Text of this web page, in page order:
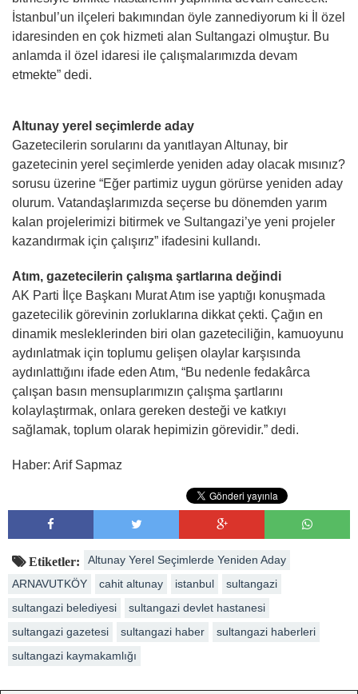
İstanbul’un ilçeleri bakımından öyle zannediyorum ki İl özel
idaresinden en çok hizmeti alan Sultangazi olmuştur. Bu
anlamda il özel idaresi ile çalışmalarımızda devam
etmekte” dedi.
Altunay yerel seçimlerde aday
Gazetecilerin sorularını da yanıtlayan Altunay, bir
gazetecinin yerel seçimlerde yeniden aday olacak mısınız?
sorusu üzerine “Eğer partimiz uygun görürse yeniden aday
olurum. Vatandaşlarımızda seçerse bu dönemden yarım
kalan projelerimizi bitirmek ve Sultangazi’ye yeni projeler
kazandırmak için çalışırız” ifadesini kullandı.
Atım, gazetecilerin çalışma şartlarına değindi
AK Parti İlçe Başkanı Murat Atım ise yaptığı konuşmada
gazetecilik görevinin zorluklarına dikkat çekti. Çağın en
dinamik mesleklerinden biri olan gazeteciliğin, kamuoyunu
aydınlatmak için toplumu gelişen olaylar karşısında
aydınlattığını ifade eden Atım, “Bu nedenle fedakârca
çalışan basın mensuplarımızın çalışma şartlarını
kolaylaştırmak, onlara gereken desteği ve katkıyı
sağlamak, toplum olarak hepimizin görevidir.” dedi.
Haber: Arif Sapmaz
Etiketler:
Altunay Yerel Seçimlerde Yeniden Aday
ARNAVUTKÖY
cahit altunay istanbul
sultangazi
sultangazi belediyesi
sultangazi devlet hastanesi
sultangazi gazetesi
sultangazi haber
sultangazi haberleri
sultangazi kaymakamlığı